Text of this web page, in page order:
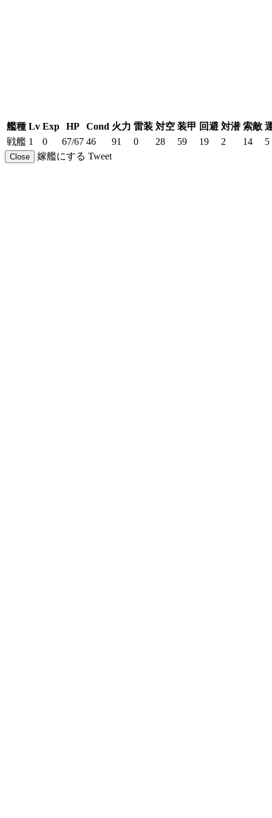
艦種 Lv Exp HP Cond 火力 雷装 対空 装甲 回避 対潜 索敵
戦艦 1 0 67/67 46 91 0 28 59 19 2 14 5
Close 嫁艦にする Tweet